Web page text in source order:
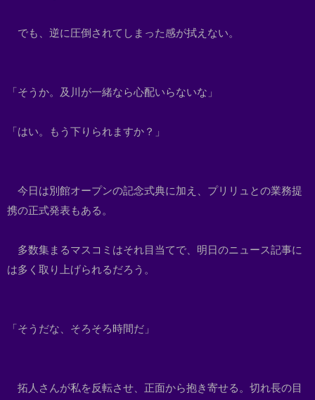
でも、逆に圧倒されてしまった感が拭えない。
「そうか。及川が一緒なら心配いらないな」
「はい。もう下りられますか？」
今日は別館オープンの記念式典に加え、プリリュとの業務提
携の正式発表もある。
多数集まるマスコミはそれ目当てで、明日のニュース記事に
は多く取り上げられるだろう。
「そうだな、そろそろ時間だ」
拓人さんが私を反転させ、正面から抱き寄せる。切れ長の目